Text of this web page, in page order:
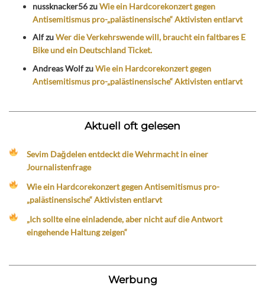
nussknacker56zuWie ein Hardcorekonzert gegen
Antisemitismus pro-„palästinensische“ Aktivisten entlarvt
AlfzuWer die Verkehrswende will, braucht ein faltbares E
Bike und ein Deutschland Ticket.
Andreas WolfzuWie ein Hardcorekonzert gegen
Antisemitismus pro-„palästinensische“ Aktivisten entlarvt
Aktuell oft gelesen
Sevim Dağdelen entdeckt die Wehrmacht in einer
Journalistenfrage
Wie ein Hardcorekonzert gegen Antisemitismus pro-
„palästinensische“ Aktivisten entlarvt
„Ich sollte eine einladende, aber nicht auf die Antwort
eingehende Haltung zeigen“
Werbung